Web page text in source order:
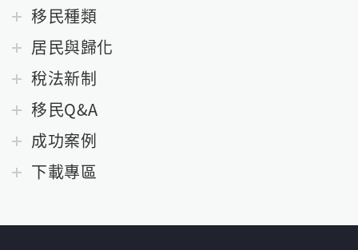
移民種類
居民與歸化
稅法新制
移民Q&A
成功案例
下載專區